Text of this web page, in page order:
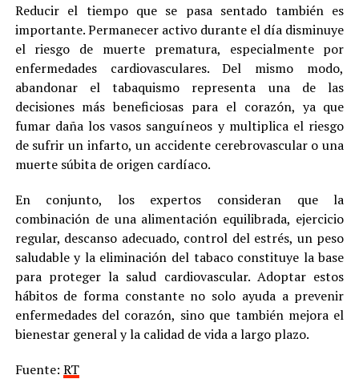
Reducir el tiempo que se pasa sentado también es
importante. Permanecer activo durante el día disminuye
el riesgo de muerte prematura, especialmente por
enfermedades cardiovasculares. Del mismo modo,
abandonar el tabaquismo representa una de las
decisiones más beneficiosas para el corazón, ya que
fumar daña los vasos sanguíneos y multiplica el riesgo
de sufrir un infarto, un accidente cerebrovascular o una
muerte súbita de origen cardíaco.
En conjunto, los expertos consideran que la
combinación de una alimentación equilibrada, ejercicio
regular, descanso adecuado, control del estrés, un peso
saludable y la eliminación del tabaco constituye la base
para proteger la salud cardiovascular. Adoptar estos
hábitos de forma constante no solo ayuda a prevenir
enfermedades del corazón, sino que también mejora el
bienestar general y la calidad de vida a largo plazo.
Fuente: RT